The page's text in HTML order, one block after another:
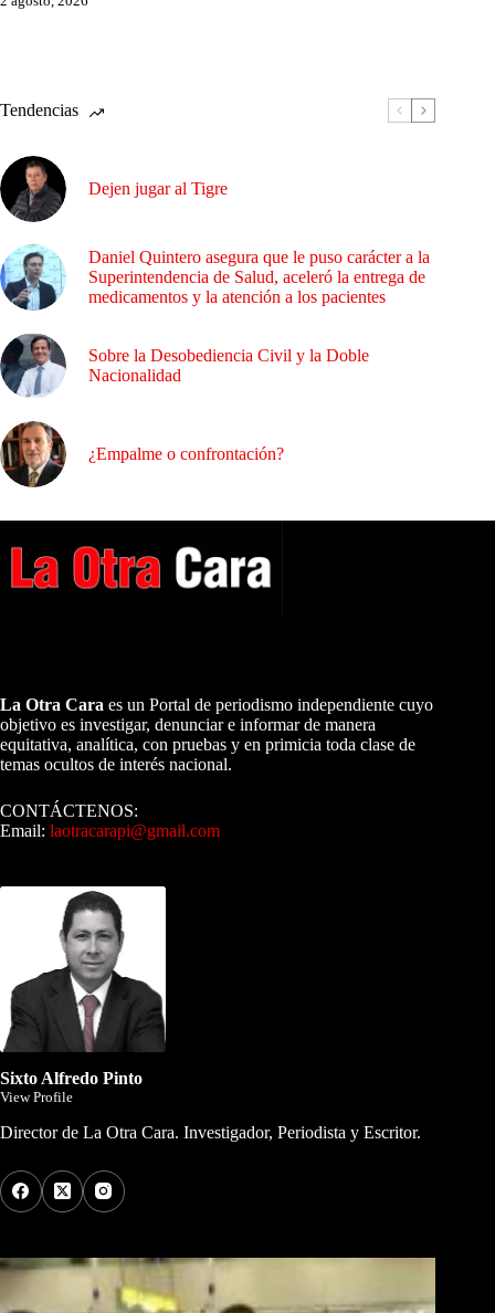
Tendencias
Dejen jugar al Tigre
Daniel Quintero asegura que le puso carácter a la
Superintendencia de Salud, aceleró la entrega de
medicamentos y la atención a los pacientes
Sobre la Desobediencia Civil y la Doble
Nacionalidad
¿Empalme o confrontación?
La Otra Cara es un Portal de periodismo independiente cuyo
objetivo es investigar, denunciar e informar de manera
equitativa, analítica, con pruebas y en primicia toda clase de
temas ocultos de interés nacional.
CONTÁCTENOS:
Email: laotracarapi@gmail.com
Sixto Alfredo Pinto
View Profile
Director de La Otra Cara. Investigador, Periodista y Escritor.